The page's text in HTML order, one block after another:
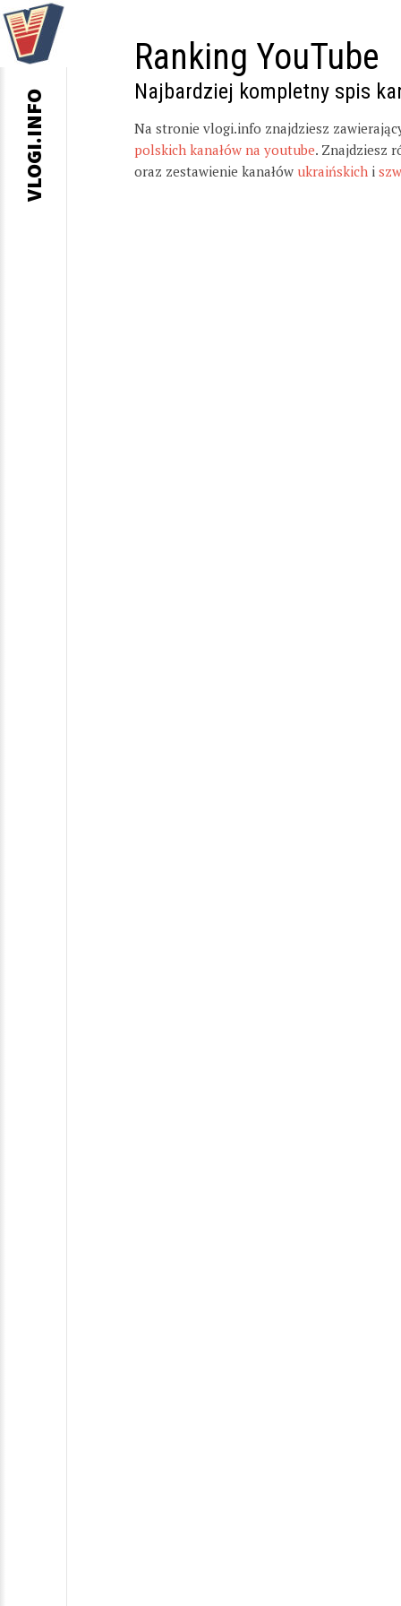
Ranking YouTube
Najbardziej kompletny spis
Na stronie vlogi.info znajdziesz
polskich kanałów na youtube. Znajdziesz
oraz zestawienie kanałów ukraińskich i
VLOGI.INFO